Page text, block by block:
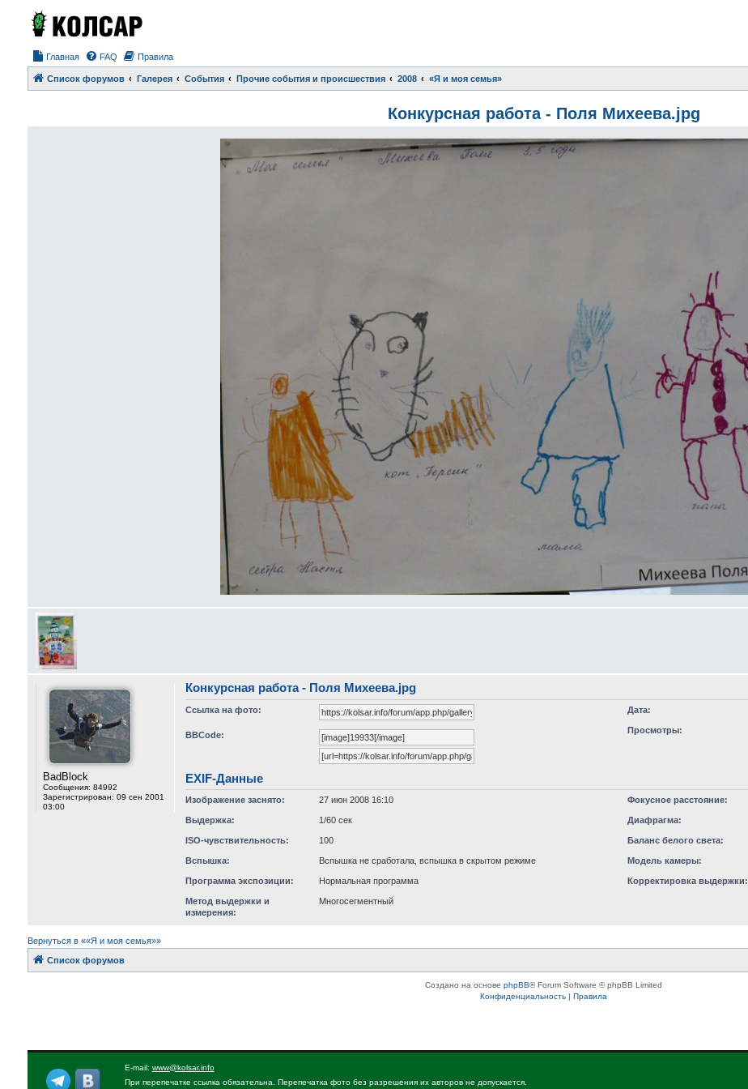
Главная FAQ Правила
Список форумов Галерея События Прочие события и происшествия 2008 «Я и моя семья»
Конкурсная работа - Поля Михеева.jpg
BadBlock
Сообщения: 84992
Зарегистрирован: 09 сен 2001
03:00
Конкурсная работа - Поля Михеева.jpg
Дата:
Ссылка на фото:
Просмотры:
BBCode:
EXIF-Данные
Изображение заснято: 27 июн 2008 16:10 Фокусное расстояние:
Выдержка: 1/60 сек Диафрагма:
ISO-чувствительность: 100 Баланс белого света:
Вспышка: Вспышка не сработала, вспышка в скрытом режиме Модель камеры:
Программа экспозиции: Нормальная программа Корректировка выдержки:
Метод выдержки и
измерения:
Многосегментный
Вернуться в ««Я и моя семья»»
Список форумов
Создано на основеphpBB® Forum Software © phpBB Limited
Конфиденциальность |Правила
E-mail: www@kolsar.info
При перепечатке ссылка обязательна. Перепечатка фото без разрешения их авторов не допускается.